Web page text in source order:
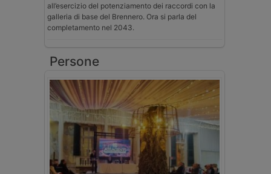
all’esercizio del potenziamento dei raccordi con la
galleria di base del Brennero. Ora si parla del
completamento nel 2043.
Persone